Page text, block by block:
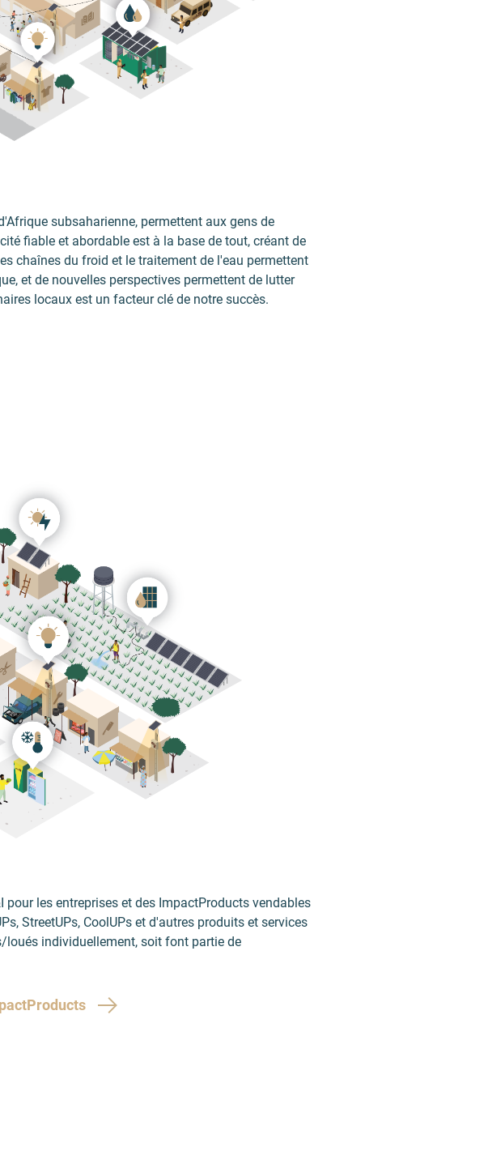
subsaharienne, permettent aux gens de
fiable et abordable est à la base de tout, créant de
chaînes du froid et le traitement de l'eau permettent
et de nouvelles perspectives permettent de lutter
locaux est un facteur clé de notre succès.
les entreprises et des ImpactProducts vendables
StreetUPs, CoolUPs et d'autres produits et services
individuellement, soit font partie de